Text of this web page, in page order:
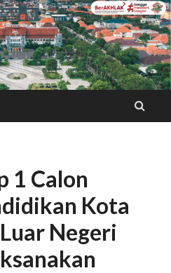
1 Calon
Kota
Negeri